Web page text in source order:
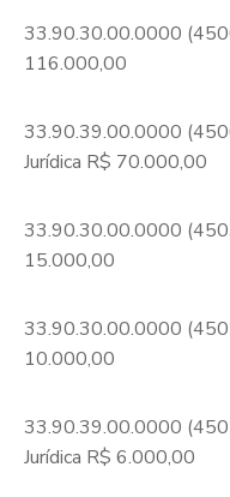
33.90.30.00.0000
116.000,00
33.90.39.00.0000
Jurídica R$ 70.000,00
33.90.30.00.0000
15.000,00
33.90.30.00.0000
10.000,00
33.90.39.00.0000
Jurídica R$ 6.000,00